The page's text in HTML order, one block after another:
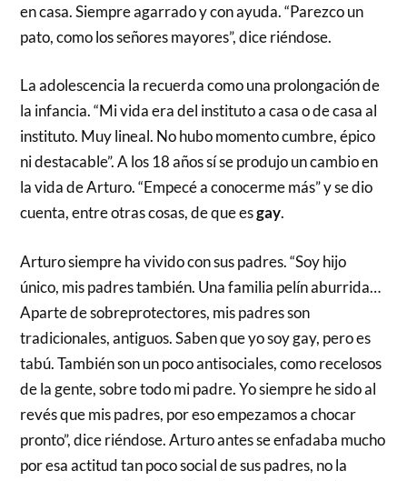
en casa. Siempre agarrado y con ayuda. “Parezco un
pato, como los señores mayores”, dice riéndose.
La adolescencia la recuerda como una prolongación de
la infancia. “Mi vida era del instituto a casa o de casa al
instituto. Muy lineal. No hubo momento cumbre, épico
ni destacable”. A los 18 años sí se produjo un cambio en
la vida de Arturo. “Empecé a conocerme más” y se dio
cuenta, entre otras cosas, de que esgay.
Arturo siempre ha vivido con sus padres. “Soy hijo
único, mis padres también. Una familia pelín aburrida…
Aparte de sobreprotectores, mis padres son
tradicionales, antiguos. Saben que yo soy gay, pero es
tabú. También son un poco antisociales, como recelosos
de la gente, sobre todo mi padre. Yo siempre he sido al
revés que mis padres, por eso empezamos a chocar
pronto”, dice riéndose. Arturo antes se enfadaba mucho
por esa actitud tan poco social de sus padres, no la